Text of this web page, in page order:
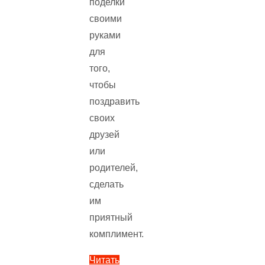
своими
руками
для
того,
чтобы
поздравить
своих
друзей
или
родителей,
сделать
им
приятный
комплимент.
Читать